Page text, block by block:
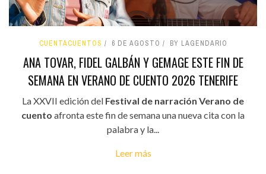
CUENTACUENTOS 6 DE AGOSTO BY LAGENDARIO
ANA TOVAR, FIDEL GALBÁN Y GEMAGE ESTE FIN DE
SEMANA EN VERANO DE CUENTO 2026 TENERIFE
La XXVII edición del Festival de narración Verano de
cuento afronta este fin de semana una nueva cita con la
palabra y la...
Leer más